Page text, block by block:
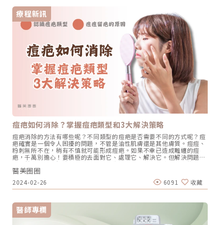
脹。雷射的作用原理與上述相近，雷射能夠使血管收縮，防止疤痕不斷
增生。雷射有許多種類，其中，疤痕大多選用的是染料雷射，用來對抗
微血管的新生。此外，點狀雷射，如飛梭雷射，適合處理凹凸不平的疤
痕，讓皮膚表面變得平坦。 手術主要做法是將原本不理想的疤痕組織移
除，然後重新進行精細縫合。這種方法比較適用於肥厚性疤痕。 放射治
療和冷凍治療通常這些方法都是應對較為嚴重的情況，也是針對蟹足腫
最常看到的改善方式。冷凍治療是利用液態氮點在疤痕上，讓組織受損
並脫落。不過，治療過程會感到相當的疼痛，且較適用於小範圍的疤
痕。治療後，疤痕處的色素可能會脫落，變成白色，但也有可能會重新
長出來。 微針劑注射注射玻尿酸和膠原蛋白來填補組織，主要是治療凹
陷疤痕的一種方法。無論是什麼原因，疤痕總是令人困擾，除非是極淺
的表皮傷口，否則皮膚割傷或手術傷口幾乎都會留下疤痕。雖然現在的
醫學技術已經相當先進，但無法做到完全去除疤痕。然而，我們不應該
感到灰心！手術、藥物和雷射等治療方式雖然不能讓疤痕消失，但能夠
幫助改善、淡化疤痕的外觀，讓疤痕不再那麼明顯。因此，雖然疤痕還
是會繼續存在，但我們還是可以找到方法，讓它們不再成為生活中的困
擾。★溫馨提醒★小編要提醒大家，醫療並非單純的商業交易，所有的
療程都伴隨著風險。因此，作為消費者應該謹慎選擇合適的醫療方案，
以確保安全與健康。
外，黑色素沈澱在皮膚表面也可能造成痘疤呈現暗紅色。預防出現紅痘
疤的小訣竅以下是3種預防紅痘疤形成的小訣竅： 控制痘痘發炎：紅痘
疤形成主要是因為痘痘發炎太嚴重，所以當臉上長痘痘時，應及早使用
醫生開的藥物或藥膏來控制痘痘發炎，可以降低紅痘疤出現的機率。 做
好防曬措施：臉上有痘痘時，要多加注意防曬，外出活動時記得塗抹防
曬霜或用物理性防曬的方式，才能防止黑色素沈澱，減少紅痘疤的產
生。 避免擠痘痘：除了可能造成傷痕外，擠痘痘還容易引起細菌感染，
導致更嚴重的發炎反應，進而造成臉上永久性的痘疤，所以要避免擠痘
痘，讓痘痘自然痊癒。紅痘疤的解決方法有哪些療程？要有效改善紅痘
疤，最好的方法之一就是盡早採取行動，最常見的改善方式是雷射療
程，有許多種雷射療程可用於改善紅痘疤。 皮秒雷射皮秒雷射通常用來
處理雀斑、曬斑、肝斑，對於輕微凹陷型的痘疤也有不錯的效果。但你
可能會好奇，因為皮秒雷射的目標應該是黑色素，不是紅血球，那麼為
什麼它會對紅痘疤有效呢？雖然還沒有實驗證明有真正作用機制，但一
般認為皮秒雷射能夠改善受損的真皮組織，修復並且變得更健康，進而
改善紅色痘疤的狀況。 M22彩衝光結合了530-650 / 900-1200nm寬
光譜和雙波長，可針對皮膚淺層和深層血管進行處理。透過作用於血液
中的含氧血紅素，吸收光能後使血管凝結和收縮，最終恢復正常狀態。
與傳統脈衝光相比，M22彩衝光能夠提供更均勻且穩定的能量分佈，解
決了疼痛和燙傷的問題。此外，還可以根據不同的需求調整至7種不同
範圍的波段，因此能夠應對各種肌膚問題。 櫻花染料雷射 如果紅痘疤
情況較為嚴重，建議可以接受櫻花染料雷射。這項療程使用595nm光
源，能將光能轉變為熱能，促進微血管增生，有助於改善各種問題，如
血管病變、青春痘、疤痕、淺斑、曬斑和雀斑等。此外，脈衝技術可以
讓血管受熱更加均勻，再加上專利的冷卻系統，能有效減少瘀青的風
險，因此是非常安全的雷射方式。 飛梭雷射飛梭雷射和皮秒雷射的原理
相似，都是透過修復受損的真皮層組織，使皮膚感覺到已經修復，進而
過程，所以需要積極處理，才能避免它進一步發展成凹疤。由於改善紅
疤的成本相對較低，如果等到變成凹疤，還會涉及到組織流失和表面修
復等問題，治療會變得更加複雜，花費的錢也會更多。所以盡早找專業
醫師治療，才能讓痘疤快速消退。★溫馨提醒★小編要提醒大家，醫療
療程新訊
痘疤如何消除？掌握痘疤類型和3大解決策略
痘疤消除的方法有哪些呢？不同類型的痘疤是否需要不同的方式呢？痘
疤確實是一個令人困擾的問題，不管是油性肌膚還是其他膚質。痘痘、
粉刺無所不在，稍有不慎就可能形成痘疤。如果不幸已造成難纏的痘
疤，千萬別擔心！要積極的去面對它、處理它、解決它。但解決問題之
前，首先需要了解造成痘疤的原因，掌握不同類型的痘疤，就能找到適
合的療程方法。除此之外，小編分享3大解決痘疤策略，讓讀者重拾無
暇美肌！ 為何會有痘疤？痘痘留疤的原因是什麼？為什麼會有痘疤？又
是如何形成？痘疤會永遠留在臉上嗎？造成痘疤的主要有2種因素： 色
素沉澱：當痘痘冒出來時，皮膚可能因為細菌感染而引起發炎，因此而
更嚴重地傷害皮膚。會導致在損傷區域累積黑色素，造成色素沉澱，最
後形成所謂的痘疤。 異常疤痕：當身體試圖修復受損的皮膚組織時，就
會增生膠原蛋白，對於維持皮膚的彈性和結構相當重要。如果損傷區域
醫美圈圈
2024-02-26 6091 收藏
醫師專欄